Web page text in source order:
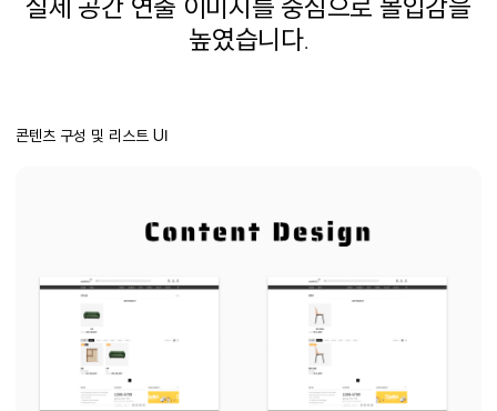
실제 공간 연출 이미지를 중심으로 몰입감을
높였습니다.
콘텐츠 구성 및 리스트 UI